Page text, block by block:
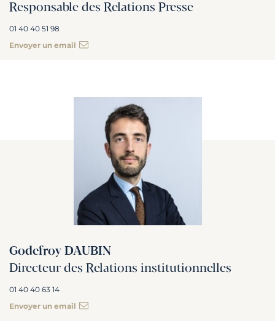
Responsable des Relations Presse
01 40 40 51 98
Envoyer un email
Godefroy DAUBIN
Directeur des Relations institutionnelles
01 40 40 63 14
Envoyer un email